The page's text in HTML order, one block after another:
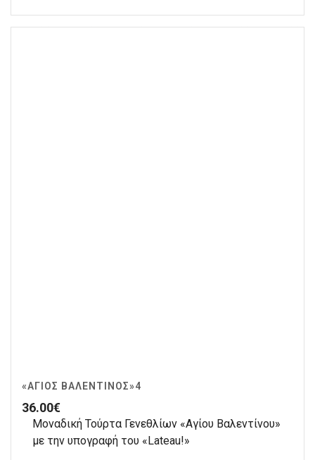
«ΆΓΙΟΣ ΒΑΛΕΝΤΊΝΟΣ»4
36.00€
Μοναδική Τούρτα Γενεθλίων «Αγίου Βαλεντίνου»
με την υπογραφή του «Lateau!»